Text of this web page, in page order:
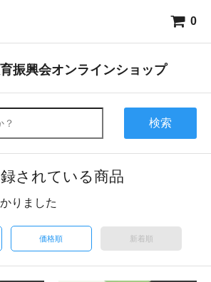
0
振興会オンラインショップ
検索
録されている商品
りました
価格順 新着順